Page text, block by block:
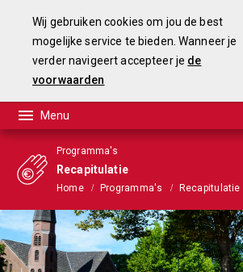
Wij gebruiken cookies om jou de best
mogelijke service te bieden. Wanneer je
verder navigeert accepteer je de
voorwaarden
Programma's
Recapitulatie
Home Programma's Recapitulatie